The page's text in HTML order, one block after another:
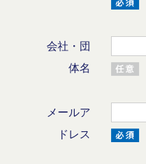
会社・団
体名
メールア
ドレス